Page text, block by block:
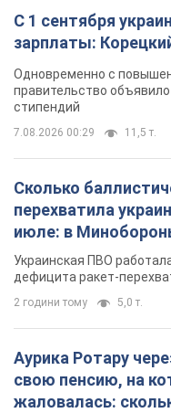
С 1 сентября
зарплаты:
Одновременно с
правительство
стипендий
7.08.2026 00:29 11,5 т.
Сколько
перехватила
июле: в
Украинская ПВО
дефицита ракет-
2 години тому 5,0 т.
Аурика Ротару
свою пенсию, на
жаловалась: